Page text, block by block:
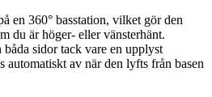
en 360° basstation, vilket gör den
du är höger- eller vänsterhänt.
sidor tack vare en upplyst
automatiskt av när den lyfts från basen